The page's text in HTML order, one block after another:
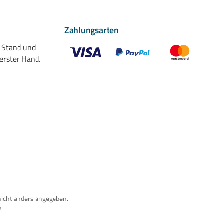
und
Hand.
Zahlungsarten
anders angegeben.